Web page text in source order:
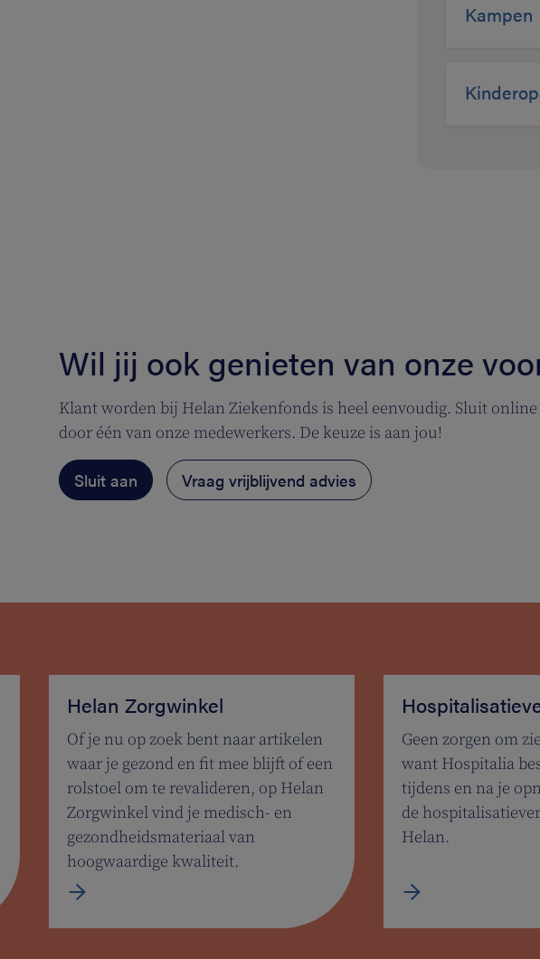
Kampen
Wil jij ook genieten van onze
Klant worden bij Helan Ziekenfonds is heel eenvoudig. Sluit online
door één van onze medewerkers. De keuze is aan jou!
Sluit aan Vraag vrijblijvend advies
Helan Zorgwinkel
Of je nu op zoek bent naar artikelen
waar je gezond en fit mee blijft of een
rolstoel om te revalideren, op Helan
Zorgwinkel vind je medisch- en
gezondheidsmateriaal van
hoogwaardige kwaliteit.
Geen zorgen om
want Hospitalia
tijdens en na je
de
Helan.